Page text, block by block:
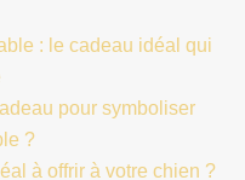
: le cadeau idéal qui
pour symboliser
?
à offrir à votre chien ?